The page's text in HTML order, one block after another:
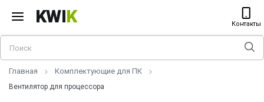
KWIK Контакты
Главная Комплектующие для ПК
Вентилятор для процессора